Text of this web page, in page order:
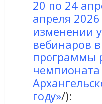
20 по 24
апреля
изменении
вебинаров
программы
году»/):